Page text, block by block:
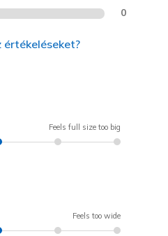
0
Feels full size too big
Feels too wide